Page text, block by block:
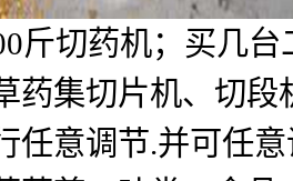
斤切药机；买几
药集切片机、切
任意调节.并可任